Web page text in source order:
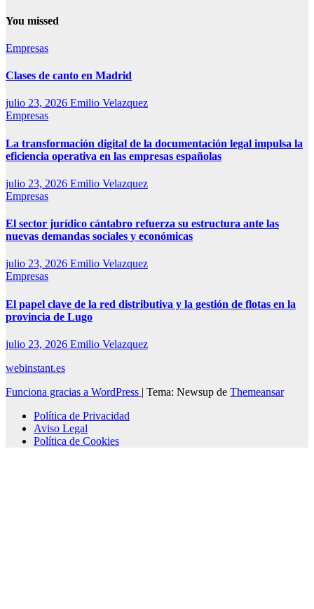
You missed
Empresas
Clases de canto en Madrid
julio 23, 2026 Emilio Velazquez
Empresas
La transformación digital de la documentación legal impulsa la
eficiencia operativa en las empresas españolas
julio 23, 2026 Emilio Velazquez
Empresas
El sector jurídico cántabro refuerza su estructura ante las
nuevas demandas sociales y económicas
julio 23, 2026 Emilio Velazquez
Empresas
El papel clave de la red distributiva y la gestión de flotas en la
provincia de Lugo
julio 23, 2026 Emilio Velazquez
webinstant.es
Funciona gracias a WordPress | Tema: Newsup de Themeansar
Política de Privacidad
Aviso Legal
Política de Cookies